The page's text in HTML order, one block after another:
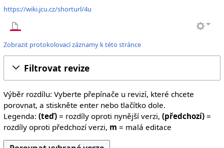
https://wiki.jcu.cz/shorturl/4u
Zobrazit protokolovací záznamy k této stránce
Filtrovat revize
Výběr rozdílu: Vyberte přepínače u revizí, které chcete
porovnat, a stiskněte enter nebo tlačítko dole.
Legenda: (teď)= rozdíly oproti nynější verzi, (předchozí)=
rozdíly oproti předchozí verzi, m = malá editace